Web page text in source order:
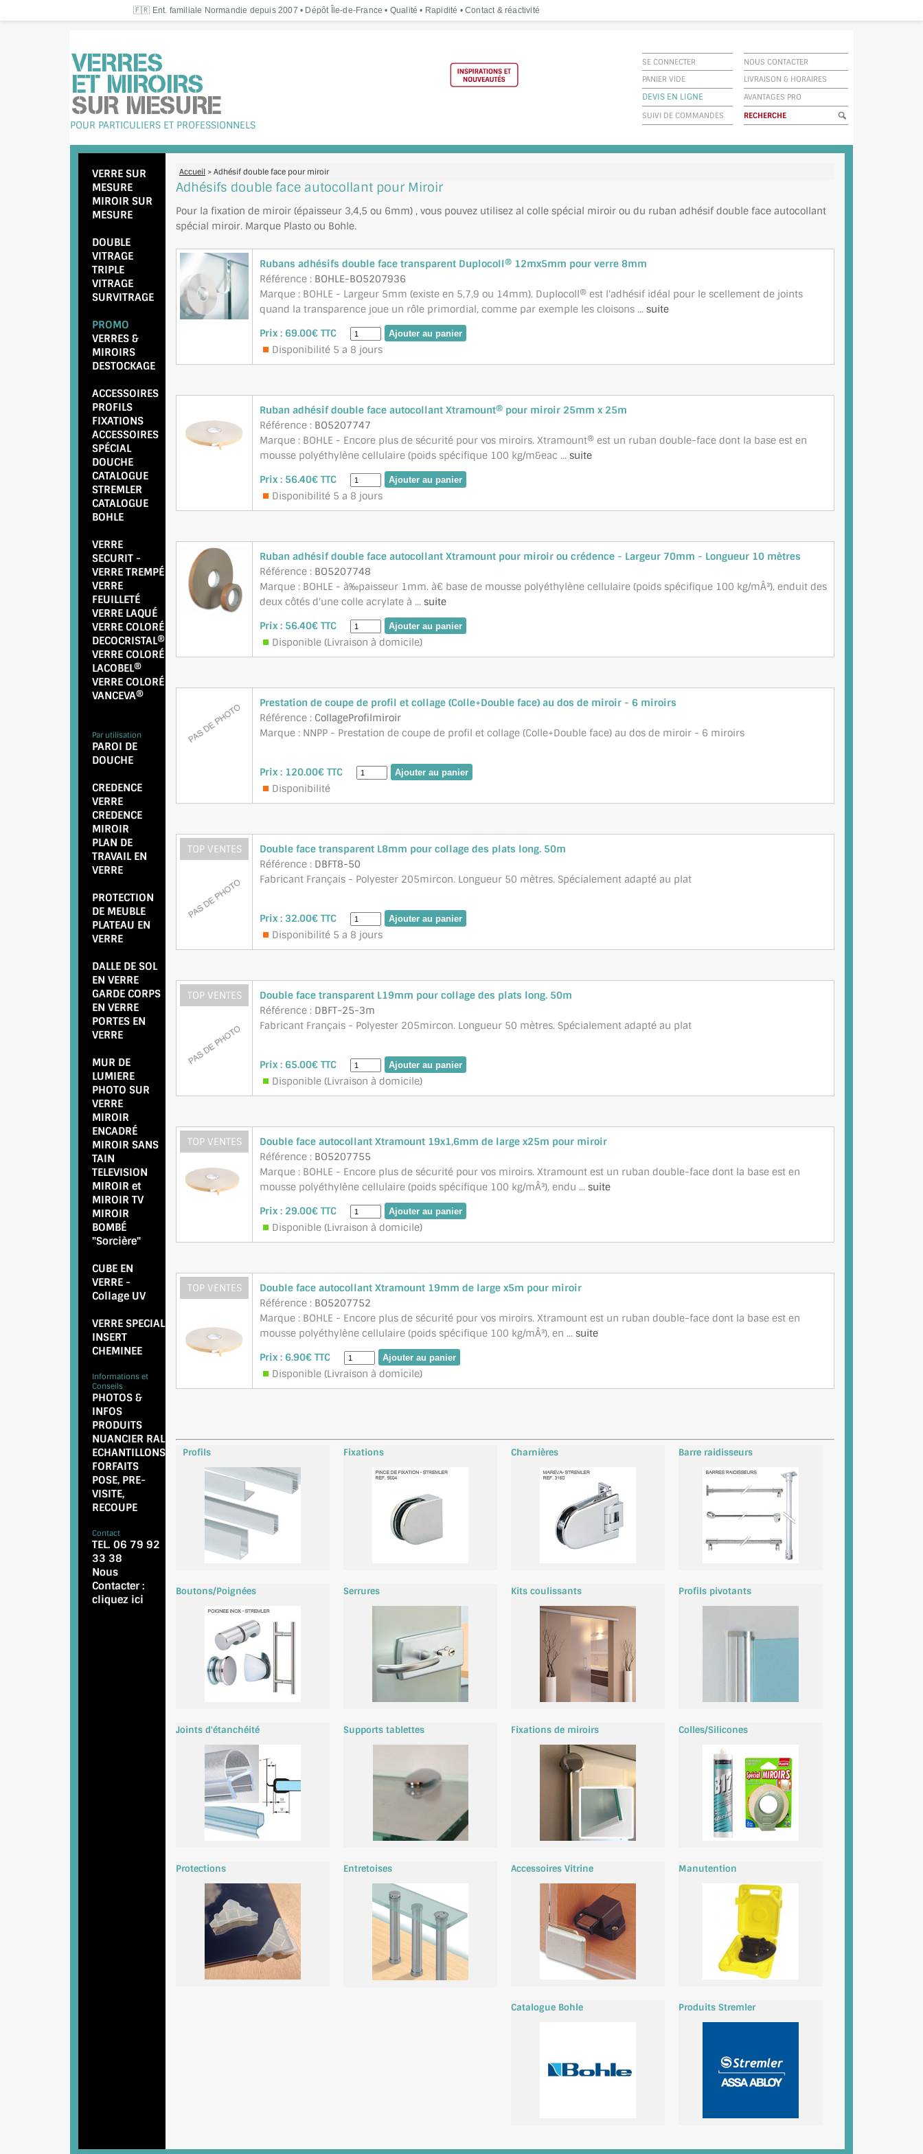
🇫🇷 Ent. familiale Normandie depuis 2007 • Dépôt Île-de-France • Qualité • Rapidité • Contact & réactivité
POUR PARTICULIERS ET PROFESSIONNELS
SE CONNECTER
NOUS CONTACTER
PANIER VIDE
LIVRAISON & HORAIRES
DEVIS EN LIGNE
AVANTAGES PRO
SUIVI DE COMMANDES
VERRE SUR
MESURE
MIROIR SUR
MESURE
DOUBLE
VITRAGE
TRIPLE
VITRAGE
SURVITRAGE
PROMO
VERRES &
MIROIRS
DESTOCKAGE
ACCESSOIRES
PROFILS
FIXATIONS
ACCESSOIRES
SPÉCIAL
DOUCHE
CATALOGUE
STREMLER
CATALOGUE
BOHLE
VERRE
SECURIT -
VERRE TREMPÉ
VERRE
FEUILLETÉ
VERRE LAQUÉ
VERRE COLORÉ
DECOCRISTAL®
VERRE COLORÉ
LACOBEL®
VERRE COLORÉ
VANCEVA®
Par utilisation
PAROI DE
DOUCHE
CREDENCE
VERRE
CREDENCE
MIROIR
PLAN DE
TRAVAIL EN
VERRE
PROTECTION
DE MEUBLE
PLATEAU EN
VERRE
DALLE DE SOL
EN VERRE
GARDE CORPS
EN VERRE
PORTES EN
VERRE
MUR DE
LUMIERE
PHOTO SUR
VERRE
MIROIR
ENCADRÉ
MIROIR SANS
TAIN
TELEVISION
MIROIR et
MIROIR TV
MIROIR
BOMBÉ
"Sorcière"
CUBE EN
VERRE -
Collage UV
VERRE SPECIAL
INSERT
CHEMINEE
Informations et
Conseils
PHOTOS &
INFOS
PRODUITS
NUANCIER RAL
ECHANTILLONS
FORFAITS
POSE, PRE-
VISITE,
RECOUPE
Contact
TEL. 06 79 92
33 38
Nous
Contacter :
cliquez ici
Accueil > Adhésif double face pour miroir
Adhésifs double face autocollant pour Miroir
Pour la fixation de miroir (épaisseur 3,4,5 ou 6mm) , vous pouvez utilisez al colle spécial miroir ou du ruban adhésif double face autocollant
spécial miroir. Marque Plasto ou Bohle.
Rubans adhésifs double face transparent Duplocoll® 12mx5mm pour verre 8mm
Référence : BOHLE-BO5207936
Marque : BOHLE - Largeur 5mm (existe en 5,7,9 ou 14mm). Duplocoll® est l'adhésif idéal pour le scellement de joints
quand la transparence joue un rôle primordial, comme par exemple les cloisons ... suite
Prix : 69.00€ TTC
Disponibilité 5 a 8 jours
Ruban adhésif double face autocollant Xtramount® pour miroir 25mm x 25m
Référence : BO5207747
Marque : BOHLE - Encore plus de sécurité pour vos miroirs. Xtramount® est un ruban double-face dont la base est en
mousse polyéthylène cellulaire (poids spécifique 100 kg/m&eac ... suite
Prix : 56.40€ TTC
Disponibilité 5 a 8 jours
Ruban adhésif double face autocollant Xtramount pour miroir ou crédence - Largeur 70mm - Longueur 10 mètres
Référence : BO5207748
Marque : BOHLE - à‰paisseur 1mm. à€ base de mousse polyéthylène cellulaire (poids spécifique 100 kg/mÂ³), enduit des
deux côtés d'une colle acrylate à ... suite
Prix : 56.40€ TTC
Disponible (Livraison à domicile)
Prestation de coupe de profil et collage (Colle+Double face) au dos de miroir - 6 miroirs
Référence : CollageProfilmiroir
Marque : NNPP - Prestation de coupe de profil et collage (Colle+Double face) au dos de miroir - 6 miroirs
Prix : 120.00€ TTC
Disponibilité
TOP VENTES
Double face transparent L8mm pour collage des plats long. 50m
Référence : DBFT8-50
Fabricant Français - Polyester 205mircon. Longueur 50 mètres. Spécialement adapté au plat
Prix : 32.00€ TTC
Disponibilité 5 a 8 jours
TOP VENTES
Double face transparent L19mm pour collage des plats long. 50m
Référence : DBFT-25-3m
Fabricant Français - Polyester 205mircon. Longueur 50 mètres. Spécialement adapté au plat
Prix : 65.00€ TTC
Disponible (Livraison à domicile)
TOP VENTES
Double face autocollant Xtramount 19x1,6mm de large x25m pour miroir
Référence : BO5207755
Marque : BOHLE - Encore plus de sécurité pour vos miroirs. Xtramount est un ruban double-face dont la base est en
mousse polyéthylène cellulaire (poids spécifique 100 kg/mÂ³), endu ... suite
Prix : 29.00€ TTC
Disponible (Livraison à domicile)
TOP VENTES
Double face autocollant Xtramount 19mm de large x5m pour miroir
Référence : BO5207752
Marque : BOHLE - Encore plus de sécurité pour vos miroirs. Xtramount est un ruban double-face dont la base est en
mousse polyéthylène cellulaire (poids spécifique 100 kg/mÂ³), en ... suite
Prix : 6.90€ TTC
Disponible (Livraison à domicile)
Profils Fixations Charnières Barre raidisseurs
Boutons/Poignées Serrures Kits coulissants Profils pivotants
Joints d'étanchéité Supports tablettes Fixations de miroirs Colles/Silicones
Protections Entretoises Accessoires Vitrine Manutention
Catalogue Bohle Produits Stremler